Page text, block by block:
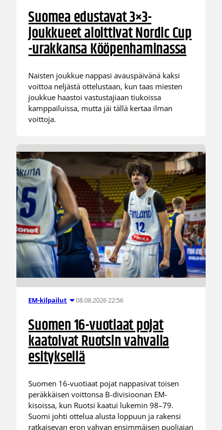
Suomea edustavat 3×3-
joukkueet aloittivat Nordic Cup
-urakkansa Kööpenhaminassa
Naisten joukkue nappasi avauspäivänä kaksi
voittoa neljästä ottelustaan, kun taas miesten
joukkue haastoi vastustajiaan tiukoissa
kamppailuissa, mutta jäi tällä kertaa ilman
voittoja.
EM-kilpailut 08.08.2026 22:56
Suomen 16-vuotiaat pojat
kaatoivat Ruotsin vahvalla
esityksellä
Suomen 16-vuotiaat pojat nappasivat toisen
peräkkäisen voittonsa B-divisioonan EM-
kisoissa, kun Ruotsi kaatui lukemin 98–79.
Suomi johti ottelua alusta loppuun ja rakensi
ratkaisevan eron vahvan ensimmäisen puoliajan